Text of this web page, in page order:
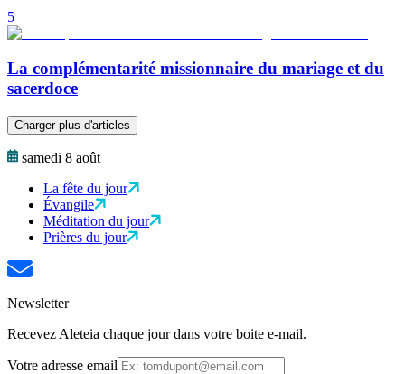
5
La complémentarité missionnaire du mariage et du
sacerdoce
Charger plus d'articles
samedi 8 août
La fête du jour
Évangile
Méditation du jour
Prières du jour
Newsletter
Recevez Aleteia chaque jour dans votre boite e-mail.
Votre adresse email